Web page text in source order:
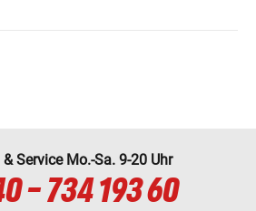
Service Mo.-Sa. 9-20 Uhr
- 734 193 60